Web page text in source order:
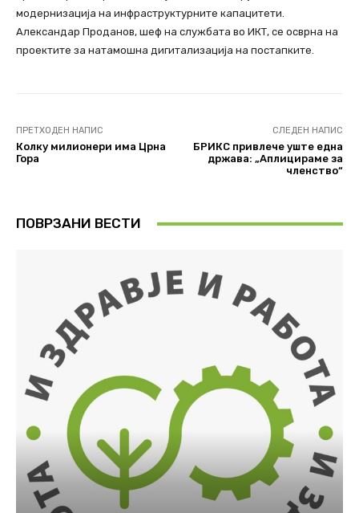
модернизација на инфраструктурните капацитети.
Александар Проданов, шеф на службата во ИКТ, се осврна на
проектите за натамошна дигитализација на постапките.
ПРЕТХОДЕН НАПИС
Колку милионери има Црна
Гора
СЛЕДЕН НАПИС
БРИКС привлече уште една
држава: „Аплицираме за
членство“
ПОВРЗАНИ ВЕСТИ